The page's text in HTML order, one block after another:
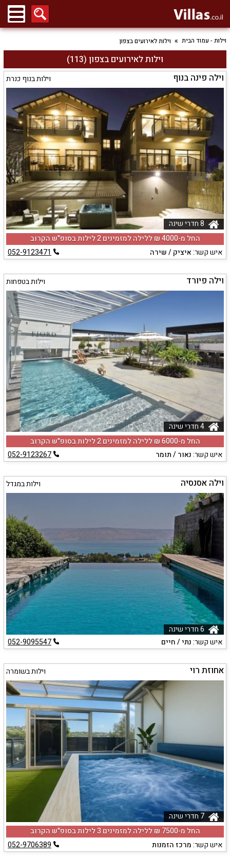
וילות - עמוד הבית וילות לאירועים בצפון
וילות לאירועים בצפון (113)
וילה פינה בנוף
וילות בנוף כנרת
החל מ-‏4000 ₪ ללילה למזמינים 2 לילות בסופ"ש הקרוב
איש קשר:איציק / שירה 052-9123471
וילה פיורד וילות בטפחות
החל מ-‏6000 ₪ ללילה למזמינים 2 לילות בסופ"ש הקרוב
איש קשר:נאור / תומר 052-9123267
וילה אסנסיה וילות במגדל
איש קשר:נתי / חיים 052-9095547
אחוזת רוי וילות בשומרה
החל מ-‏7500 ₪ ללילה למזמינים 3 לילות בסופ"ש הקרוב
איש קשר:מרכז הזמנות 052-9706389